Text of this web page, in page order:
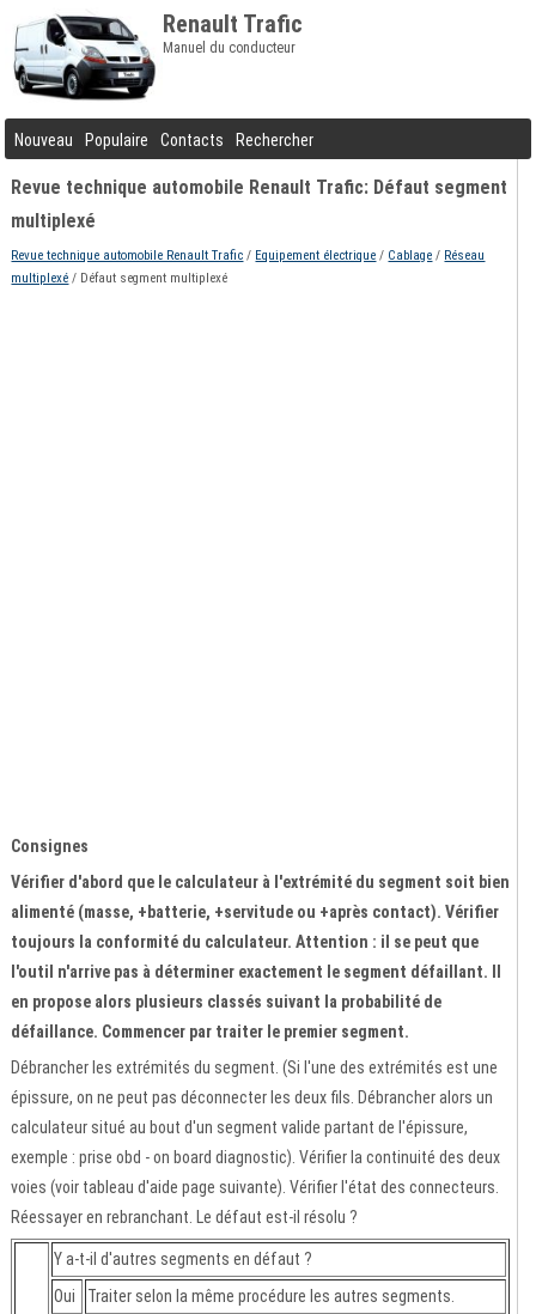
Renault Trafic
Manuel du conducteur
Nouveau Populaire Contacts Rechercher
Revue technique automobile Renault Trafic: Défaut segment
multiplexé
Revue technique automobile Renault Trafic / Equipement électrique / Cablage / Réseau
multiplexé / Défaut segment multiplexé
Consignes
Vérifier d'abord que le calculateur à l'extrémité du segment soit bien
alimenté (masse, +batterie, +servitude ou +après contact). Vérifier
toujours la conformité du calculateur. Attention : il se peut que
l'outil n'arrive pas à déterminer exactement le segment défaillant. Il
en propose alors plusieurs classés suivant la probabilité de
défaillance. Commencer par traiter le premier segment.
Débrancher les extrémités du segment. (Si l'une des extrémités est une
épissure, on ne peut pas déconnecter les deux fils. Débrancher alors un
calculateur situé au bout d'un segment valide partant de l'épissure,
exemple : prise obd - on board diagnostic). Vérifier la continuité des deux
voies (voir tableau d'aide page suivante). Vérifier l'état des connecteurs.
Réessayer en rebranchant. Le défaut est-il résolu ?
Y a-t-il d'autres segments en défaut ?
Oui
Traiter selon la même procédure les autres segments.